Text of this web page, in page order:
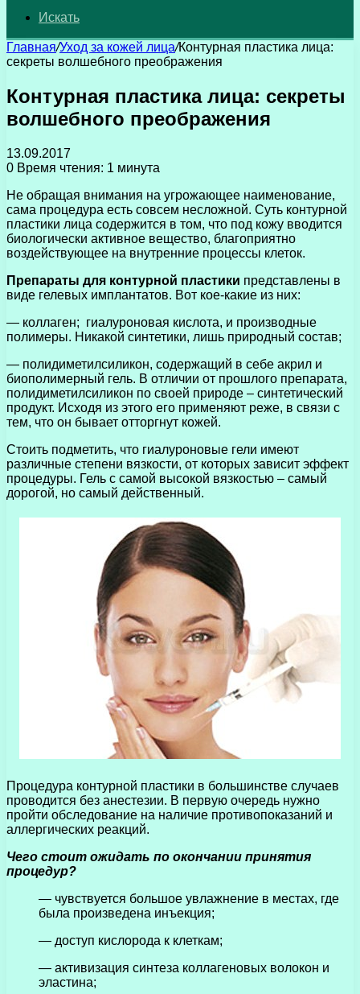
Искать
Главная/Уход за кожей лица/Контурная пластика лица:
секреты волшебного преображения
Контурная пластика лица: секреты
волшебного преображения
13.09.2017
0 Время чтения: 1 минута
Не обращая внимания на угрожающее наименование,
сама процедура есть совсем несложной. Суть контурной
пластики лица содержится в том, что под кожу вводится
биологически активное вещество, благоприятно
воздействующее на внутренние процессы клеток.
Препараты для контурной пластики представлены в
виде гелевых имплантатов. Вот кое-какие из них:
— коллаген; гиалуроновая кислота, и производные
полимеры. Никакой синтетики, лишь природный состав;
— полидиметилсиликон, содержащий в себе акрил и
биополимерный гель. В отличии от прошлого препарата,
полидиметилсиликон по своей природе – синтетический
продукт. Исходя из этого его применяют реже, в связи с
тем, что он бывает отторгнут кожей.
Стоить подметить, что гиалуроновые гели имеют
различные степени вязкости, от которых зависит эффект
процедуры. Гель с самой высокой вязкостью – самый
дорогой, но самый действенный.
Процедура контурной пластики в большинстве случаев
проводится без анестезии. В первую очередь нужно
пройти обследование на наличие противопоказаний и
аллергических реакций.
Чего стоит ожидать по окончании принятия
процедур?
— чувствуется большое увлажнение в местах, где
была произведена инъекция;
— доступ кислорода к клеткам;
— активизация синтеза коллагеновых волокон и
эластина;